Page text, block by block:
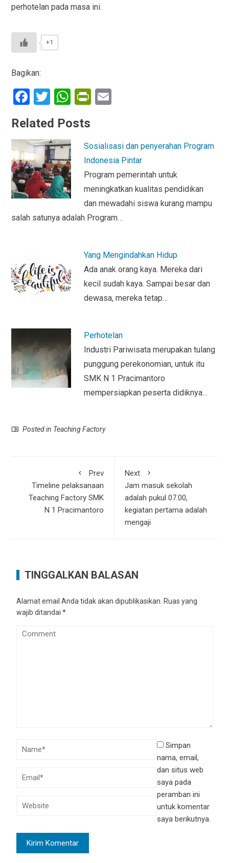
perhotelan pada masa ini.
+1
Bagikan:
F
ce
b
o
o
k
T
wi
tt
er
W
at
s
A
p
p
Pr
ri
e
n
dl
y
Related Posts
Sosialisasi dan penyerahan Program
Indonesia Pintar
Program pemerintah untuk
meningkatkan kualitas pendidikan
dan mewadahi siswa kurang mampu
salah satunya adalah Program…
Yang Mengindahkan Hidup
Ada anak orang kaya. Mereka dari
kecil sudah kaya. Sampai besar dan
dewasa, mereka tetap…
Perhotelan
Industri Pariwisata merupakan tulang
punggung perekonomian, untuk itu
SMK N 1 Pracimantoro
mempersiapkan peserta didiknya…
Posted in Teaching Factory
Prev
Timeline pelaksanaan
Teaching Factory SMK
N 1 Pracimantoro
Next
Jam masuk sekolah
adalah pukul 07.00,
kegiatan pertama adalah
mengaji
TINGGALKAN BALASAN
Alamat email Anda tidak akan dipublikasikan. Ruas yang
wajib ditandai*
Simpan
nama, email,
dan situs web
saya pada
peramban ini
untuk komentar
saya berikutnya.